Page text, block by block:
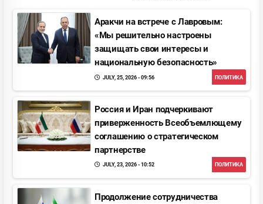
Аракчи на встрече с Лавровым:
«Мы решительно настроены
защищать свои интересы и
национальную безопасность»
JULY, 25, 2026 - 09:56 ПОЛИТИКА
Pоссия и Иран подчеркивают
приверженность Всеобъемлющему
соглашению о стратегическом
партнерстве
JULY, 23, 2026 - 10:52 ПОЛИТИКА
Продолжение сотрудничества